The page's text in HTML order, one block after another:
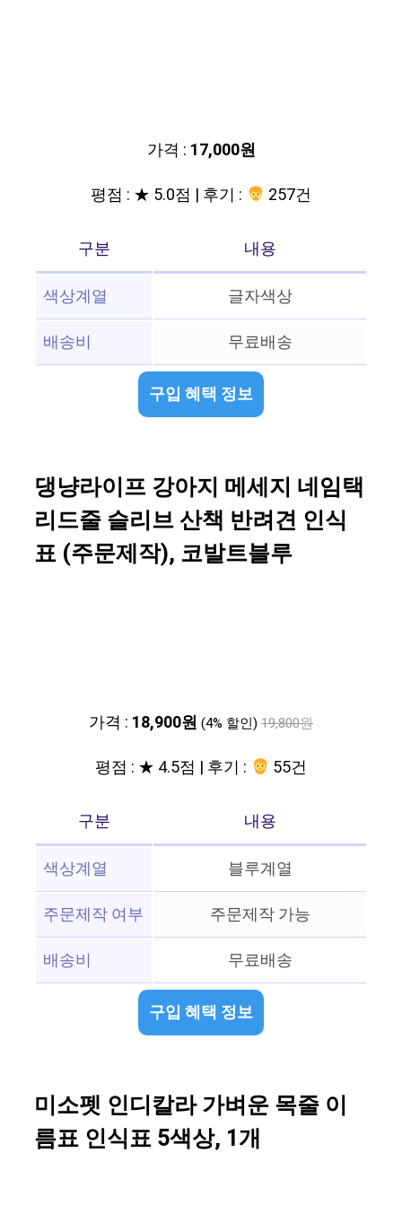
가격 : 17,000원
평점 : ★ 5.0점 | 후기 :
257건
구분
내용
색상계열
글자색상
배송비
무료배송
구입 혜택 정보
댕냥라이프 강아지 메세지 네임택
리드줄 슬리브 산책 반려견 인식
표 (주문제작), 코발트블루
가격 : 18,900원 (4% 할인) 19,800원
평점 : ★ 4.5점 | 후기 : 55건
구분
내용
색상계열
블루계열
주문제작 여부
주문제작 가능
배송비
무료배송
구입 혜택 정보
미소펫 인디칼라 가벼운 목줄 이
름표 인식표 5색상, 1개